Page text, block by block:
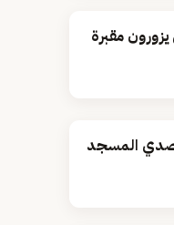
مقبرة
المسجد